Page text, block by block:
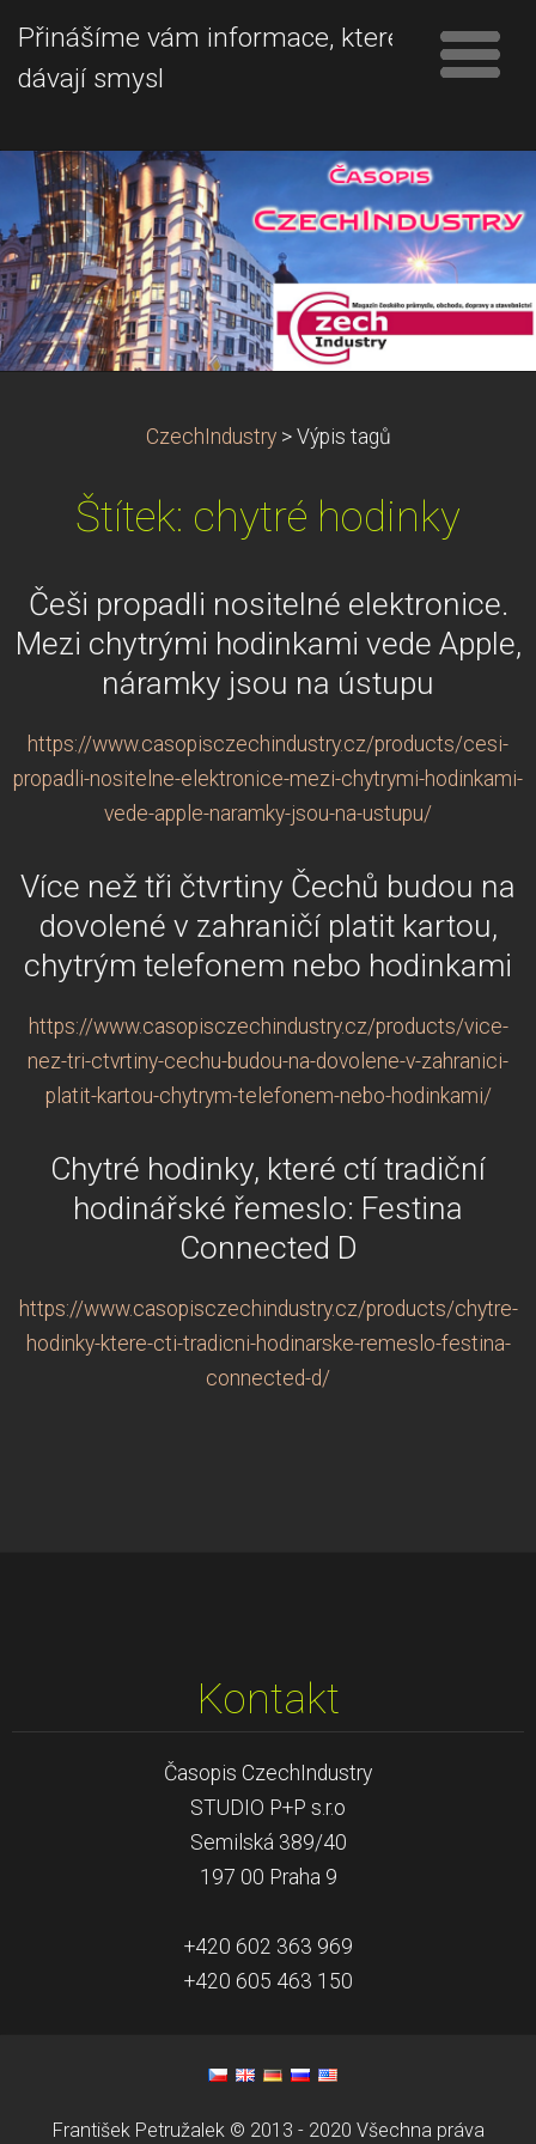
Přinášíme vám informace, které
dávají smysl
CzechIndustry > Výpis tagů
Štítek: chytré hodinky
Češi propadli nositelné elektronice.
Mezi chytrými hodinkami vede Apple,
náramky jsou na ústupu
https://www.casopisczechindustry.cz/products/cesi-
propadli-nositelne-elektronice-mezi-chytrymi-hodinkami-
vede-apple-naramky-jsou-na-ustupu/
Více než tři čtvrtiny Čechů budou na
dovolené v zahraničí platit kartou,
chytrým telefonem nebo hodinkami
https://www.casopisczechindustry.cz/products/vice-
nez-tri-ctvrtiny-cechu-budou-na-dovolene-v-zahranici-
platit-kartou-chytrym-telefonem-nebo-hodinkami/
Chytré hodinky, které ctí tradiční
hodinářské řemeslo: Festina
Connected D
https://www.casopisczechindustry.cz/products/chytre-
hodinky-ktere-cti-tradicni-hodinarske-remeslo-festina-
connected-d/
Kontakt
Časopis CzechIndustry
STUDIO P+P s.r.o
Semilská 389/40
197 00 Praha 9
+420 602 363 969
+420 605 463 150
František Petružalek © 2013 - 2020 Všechna práva